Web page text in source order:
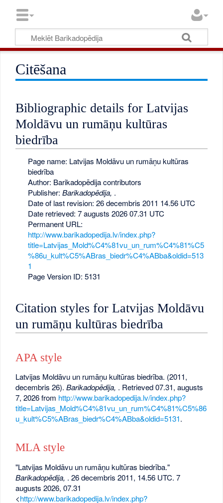
Citēšana
Bibliographic details for Latvijas
Moldāvu un rumāņu kultūras
biedrība
Page name: Latvijas Moldāvu un rumāņu kultūras
biedrība
Author: Barikadopēdija contributors
Publisher: Barikadopēdija, .
Date of last revision: 26 decembris 2011 14.56 UTC
Date retrieved: 7 augusts 2026 07.31 UTC
Permanent URL:
http://www.barikadopedija.lv/index.php?
title=Latvijas_Mold%C4%81vu_un_rum%C4%81%C5
%86u_kult%C5%ABras_biedr%C4%ABba&oldid=513
1
Page Version ID: 5131
Citation styles for Latvijas Moldāvu
un rumāņu kultūras biedrība
APA style
Latvijas Moldāvu un rumāņu kultūras biedrība. (2011,
decembris 26).Barikadopēdija, . Retrieved 07.31, augusts
7, 2026 from http://www.barikadopedija.lv/index.php?
title=Latvijas_Mold%C4%81vu_un_rum%C4%81%C5%86
u_kult%C5%ABras_biedr%C4%ABba&oldid=5131.
MLA style
"Latvijas Moldāvu un rumāņu kultūras biedrība."
Barikadopēdija, . 26 decembris 2011, 14.56 UTC. 7
augusts 2026, 07.31
<http://www.barikadopedija.lv/index.php?